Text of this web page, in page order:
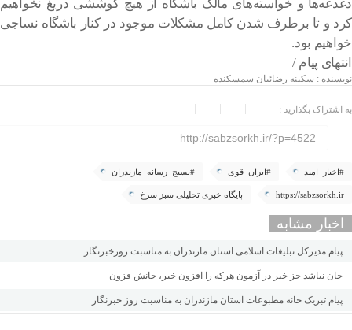
دغدغه‌ها و خواسته‌های مالک باشگاه از هیچ کوششی دریغ نخواهیم
کرد و تا برطرف شدن کامل مشکلات موجود در کنار باشگاه نساجی
خواهیم بود.
انتهای پیام /
نویسنده : سکینه رضائیان سمسکنده
به اشتراک بگذارید :
http://sabzsorkh.ir/?p=4522
#اخبار_امید #ایران_قوی #بسیج_رسانه_مازندران
https://sabzsorkh.ir پایگاه خبری تحلیلی سبز سرخ
اخبار مشابه
پیام مدیرکل تبلیغات اسلامی استان مازندران به مناسبت روزخبرنگار
جان نباشد جز خبر در آزمون هرکه را افزون خبر، جانش فزون
پیام تبریک خانه مطبوعات استان مازندران به مناسبت روز خبرنگار